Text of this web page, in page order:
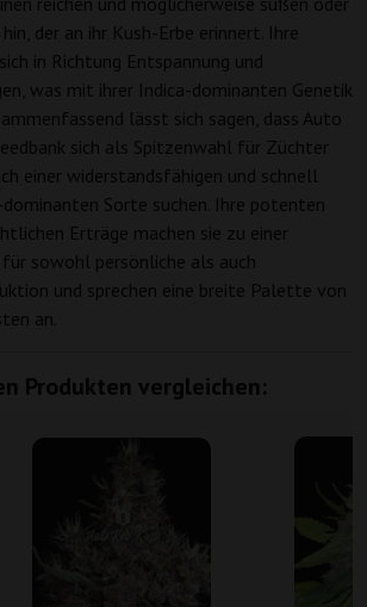
der an ihr Kush-Erbe erinnert. Ihre
in Richtung Entspannung und
was mit ihrer Indica-dominanten Genetik
lässt sich sagen, dass Auto
sich als Spitzenwahl für Züchter
einer widerstandsfähigen und schnell
Sorte suchen. Ihre potenten
Erträge machen sie zu einer
sowohl persönliche als auch
und sprechen eine breite Palette von
an.
Produkten vergleichen: